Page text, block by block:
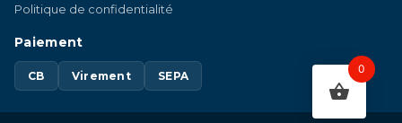
Politique de confidentialité
Paiement
CB Virement SEPA
0